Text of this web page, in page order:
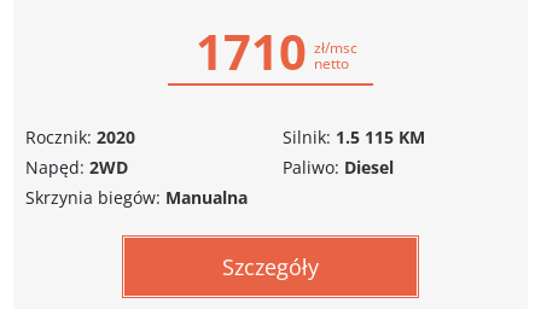
1710 zł/msc
netto
Rocznik: 2020
Napęd: 2WD
Silnik: 1.5 115 KM
Paliwo: Diesel
Skrzynia biegów: Manualna
Szczegóły